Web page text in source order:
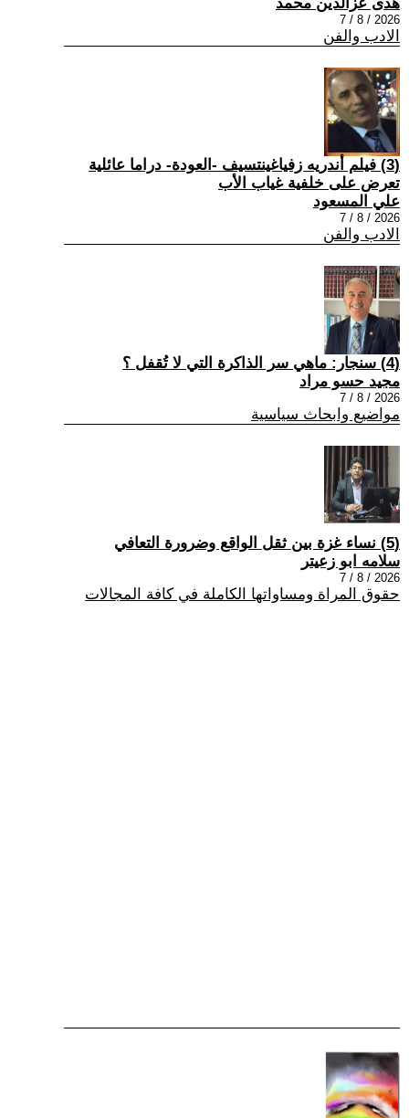
2026 / 8 / 7
الادب والفن
(3) فيلم أندريه زفياغينتسيف -العودة- دراما عائلية
تعرض على خلفية غياب الأب
علي المسعود
2026 / 8 / 7
الادب والفن
(4) سنجار: ماهي سر الذاكرة التي لا تُقفل ؟
مجيد حسو مراد
2026 / 8 / 7
مواضيع وابحاث سياسية
(5) نساء غزة بين ثقل الواقع وضرورة التعافي
سلامه ابو زعيتر
2026 / 8 / 7
حقوق المراة ومساواتها الكاملة في كافة المجالات